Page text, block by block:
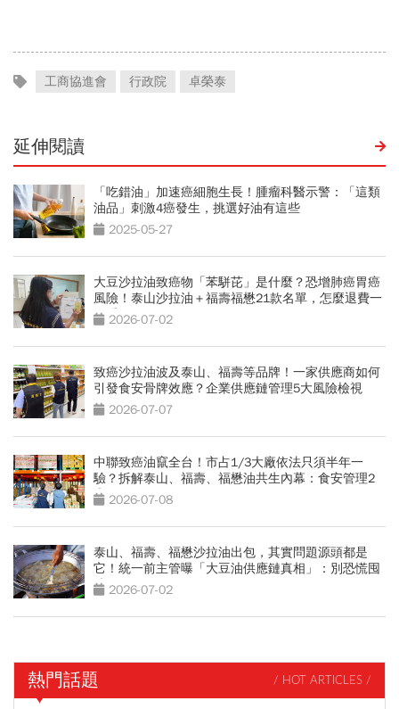
工商協進會 行政院 卓榮泰
延伸閱讀
「吃錯油」加速癌細胞生長！腫瘤科醫示警：「這類
油品」刺激4癌發生，挑選好油有這些
2025-05-27
大豆沙拉油致癌物「苯駢芘」是什麼？恐增肺癌胃癌
風險！泰山沙拉油＋福壽福懋21款名單，怎麼退費一
次看2026-07-02
致癌沙拉油波及泰山、福壽等品牌！一家供應商如何
引發食安骨牌效應？企業供應鏈管理5大風險檢視
2026-07-07
中聯致癌油竄全台！市占1/3大廠依法只須半年一
驗？拆解泰山、福壽、福懋油共生內幕：食安管理2
大漏洞
2026-07-08
泰山、福壽、福懋沙拉油出包，其實問題源頭都是
它！統一前主管曝「大豆油供應鏈真相」：別恐慌囤
油 2026-07-02
熱門話題 / HOT ARTICLES /